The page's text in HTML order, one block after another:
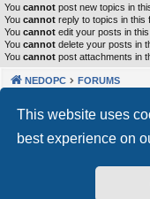
This website uses
best experience on
You cannot post new topics in
You cannot reply to topics in this
You cannot edit your posts in
You cannot delete your posts in
You cannot post attachments in
NEDOPC FORUMS
Powered by
Our
This